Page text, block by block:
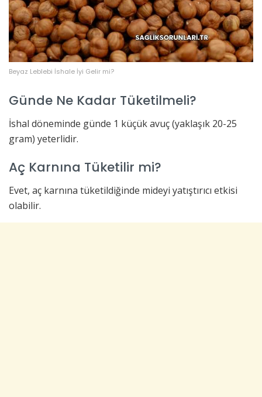
Beyaz Leblebi İshale İyi Gelir mi?
Günde Ne Kadar Tüketilmeli?
İshal döneminde günde 1 küçük avuç (yaklaşık 20-25
gram) yeterlidir.
Aç Karnına Tüketilir mi?
Evet, aç karnına tüketildiğinde mideyi yatıştırıcı etkisi
olabilir.